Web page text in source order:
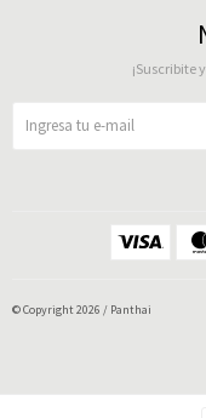
¡Suscribite
© Copyright 2026 / Panthai